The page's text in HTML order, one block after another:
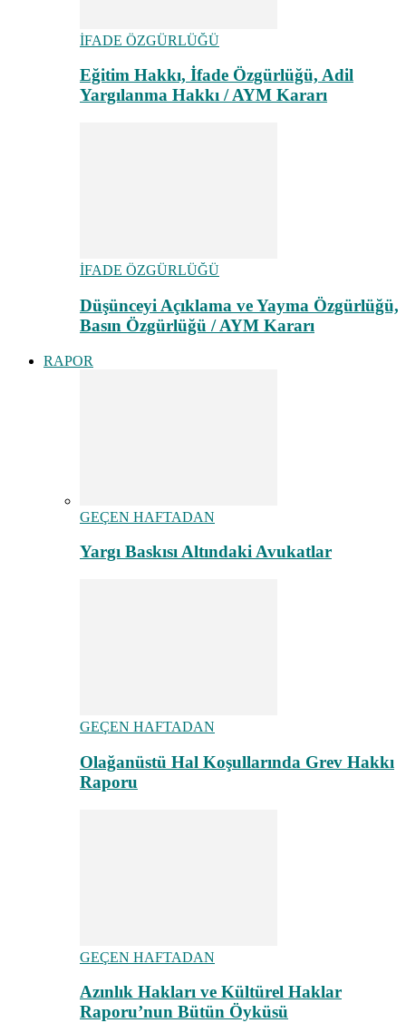
İFADE ÖZGÜRLÜĞÜ
Eğitim Hakkı, İfade Özgürlüğü, Adil
Yargılanma Hakkı / AYM Kararı
İFADE ÖZGÜRLÜĞÜ
Düşünceyi Açıklama ve Yayma Özgürlüğü,
Basın Özgürlüğü / AYM Kararı
RAPOR
GEÇEN HAFTADAN
Yargı Baskısı Altındaki Avukatlar
GEÇEN HAFTADAN
Olağanüstü Hal Koşullarında Grev Hakkı
Raporu
GEÇEN HAFTADAN
Azınlık Hakları ve Kültürel Haklar
Raporu’nun Bütün Öyküsü